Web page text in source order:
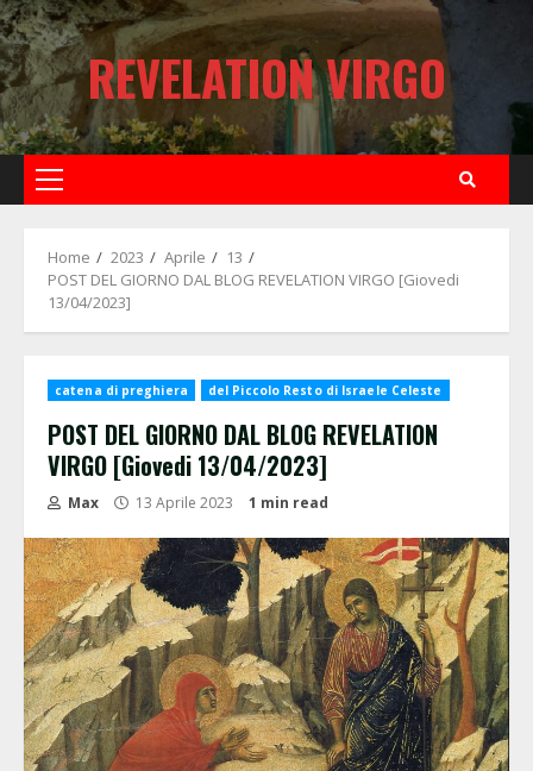
Skip
to
content
REVELATION VIRGO
Primary
Home 2023 Aprile
13
POST DEL GIORNO DAL BLOG REVELATION VIRGO [Giovedi
13/04/2023]
catena di preghiera del Piccolo Resto di Israele Celeste
POST DEL GIORNO DAL BLOG REVELATION
VIRGO [Giovedi 13/04/2023]
Max 13 Aprile 2023 1 min read